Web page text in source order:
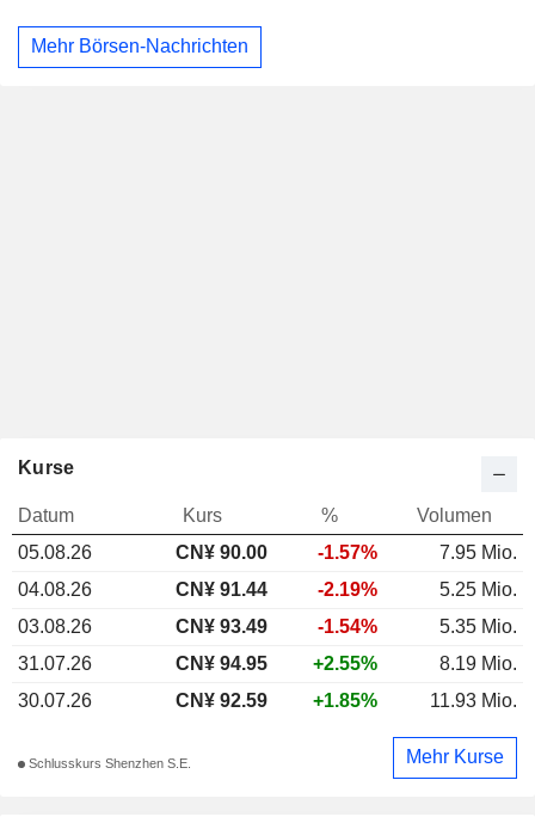
Mehr Börsen-Nachrichten
Kurse
Datum Kurs %
Volumen
05.08.26
CN¥ 90.00 -1.57%
7.95 Mio.
04.08.26
CN¥ 91.44 -2.19%
5.25 Mio.
03.08.26
CN¥ 93.49 -1.54%
5.35 Mio.
31.07.26
CN¥ 94.95 +2.55%
8.19 Mio.
30.07.26
CN¥ 92.59 +1.85% 11.93 Mio.
Schlusskurs Shenzhen S.E. Mehr Kurse